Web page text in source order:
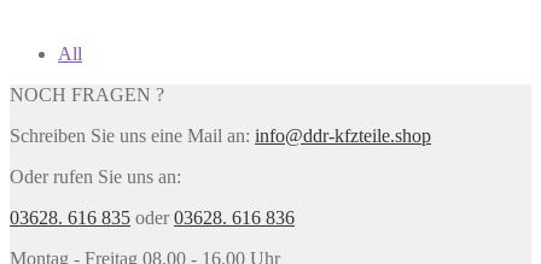
All
NOCH FRAGEN ?
Schreiben Sie uns eine Mail an: info@ddr-kfzteile.shop
Oder rufen Sie uns an:
03628. 616 835 oder03628. 616 836
Montag - Freitag 08.00 - 16.00 Uhr